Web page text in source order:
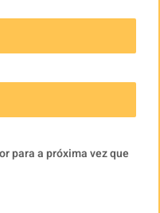
para a próxima vez que